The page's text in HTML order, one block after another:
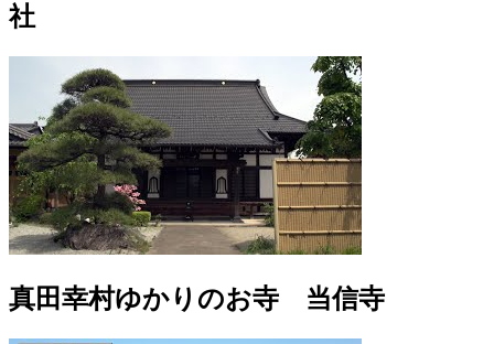
社
真田幸村ゆかりのお寺 当信寺